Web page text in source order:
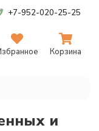
+7-952-020-25-25
Корзина
и